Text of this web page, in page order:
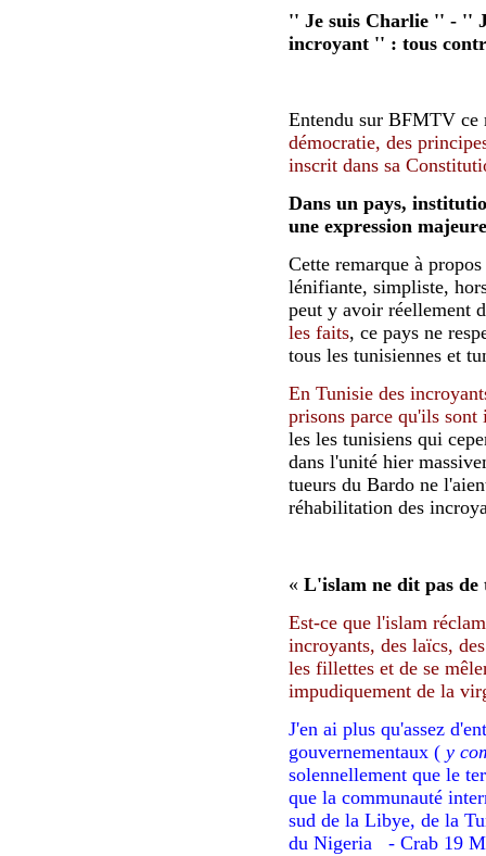
'' Je suis Charlie '' - ''
incroyant '' : tous
Entendu sur BFMTV
démocratie, des
inscrit dans sa
Dans un pays,
une expression
Cette remarque à
lénifiante, simpliste,
peut y avoir réellement
les faits, ce pays ne
tous les tunisiennes et
En Tunisie des
prisons parce qu'ils sont
les les tunisiens qui
dans l'unité hier
tueurs du Bardo ne
réhabilitation des
« L'islam ne dit pas de
Est-ce que l'islam
incroyants, des laïcs,
les fillettes et de se
impudiquement de la
J'en ai plus qu'assez
gouvernementaux ( y
solennellement que le
que la communauté
sud de la Libye, de la
du Nigeria - Crab 19